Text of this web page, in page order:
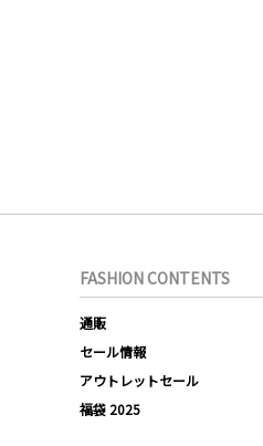
FASHION CONTENTS
通販
セール情報
アウトレットセール
福袋 2025